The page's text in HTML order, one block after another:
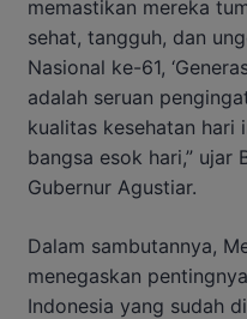
memastikan mereka
sehat, tangguh, dan
Nasional ke-61,
adalah seruan
kualitas kesehatan hari
bangsa esok hari,” ujar
Gubernur Agustiar.
Dalam sambutannya,
menegaskan
Indonesia yang sudah